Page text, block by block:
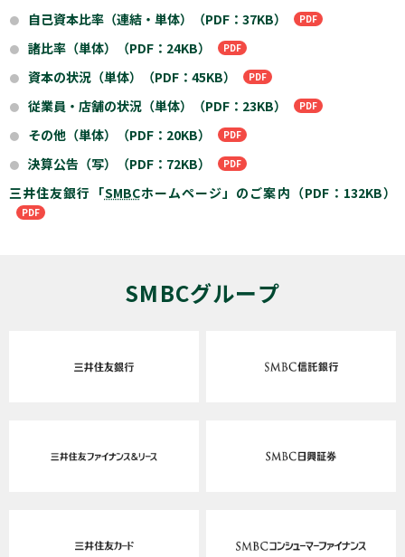
● 自己資本比率（連結・単体）（PDF：37KB）
● 諸比率（単体）（PDF：24KB）
● 資本の状況（単体）（PDF：45KB）
● 従業員・店舗の状況（単体）（PDF：23KB）
● その他（単体）（PDF：20KB）
●
決算公告（写）（PDF：72KB）
三井住友銀行「SMBCホームページ」のご案内（PDF：132KB）
SMBCグループ